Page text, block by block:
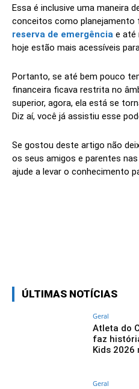
Essa é inclusive uma maneira
conceitos como planejamento
reserva de emergência e até
hoje estão mais acessíveis
Portanto, se até bem pouco
financeira ficava restrita no
superior, agora, ela está se
Diz aí, você já assistiu esse
Se gostou deste artigo não
os seus amigos e parentes
ajude a levar o conhecimento
ÚLTIMAS NOTÍCIAS
Geral
Atleta do
faz
Kids
Geral